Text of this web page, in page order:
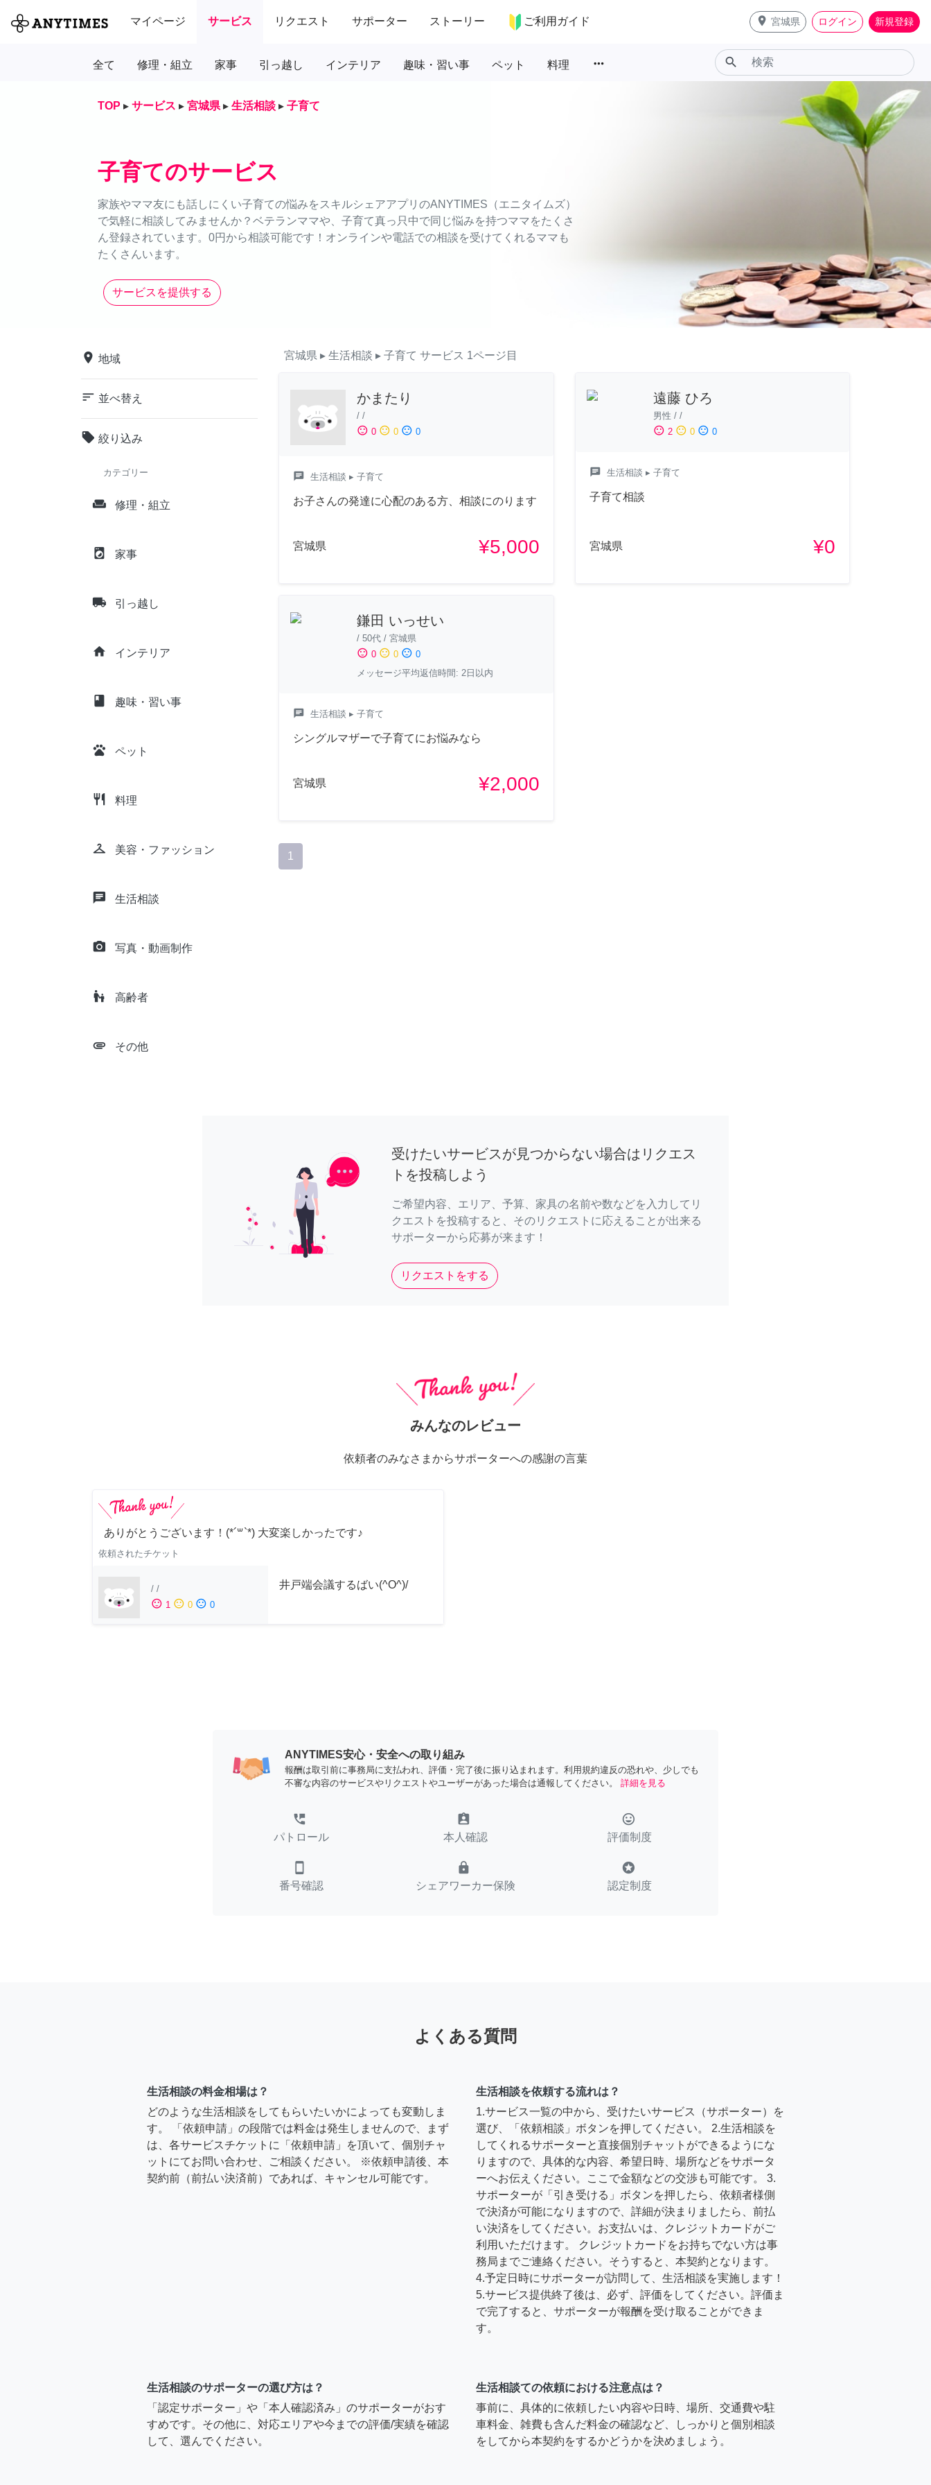
マイページ サービス リクエスト サポーター ストーリー ご利用ガイド place 宮城県 ログイン 新規登録
全て 修理・組立 家事 引っ越し インテリア 趣味・習い事 ペット 料理 more_horiz search
TOP ▸ サービス ▸ 宮城県 ▸ 生活相談 ▸ 子育て
子育てのサービス
家族やママ友にも話しにくい子育ての悩みをスキルシェアアプリのANYTIMES（エニタイムズ）
で気軽に相談してみませんか？ベテランママや、子育て真っ只中で同じ悩みを持つママをたくさ
ん登録されています。0円から相談可能です！オンラインや電話での相談を受けてくれるママも
たくさんいます。
サービスを提供する
place 地域
sort 並べ替え
local_offer 絞り込み
カテゴリー
weekend 修理・組立
local_laundry_service 家事
local_shipping 引っ越し
home インテリア
class 趣味・習い事
pets ペット
restaurant 料理
checkroom 美容・ファッション
chat 生活相談
camera_alt 写真・動画制作
escalator_warning 高齢者
attachment その他
宮城県 ▸ 生活相談 ▸ 子育て サービス 1ページ目
かまたり
/ /
sentiment_satisfied 0 sentiment_neutral 0 sentiment_dissatisfied 0
chat 生活相談 ▸ 子育て
お子さんの発達に心配のある方、相談にのります
宮城県 ¥5,000
遠藤 ひろ
男性 / /
sentiment_satisfied 2 sentiment_neutral 0 sentiment_dissatisfied 0
chat 生活相談 ▸ 子育て
子育て相談
宮城県 ¥0
鎌田 いっせい
/ 50代 / 宮城県
sentiment_satisfied 0 sentiment_neutral 0 sentiment_dissatisfied 0
メッセージ平均返信時間: 2日以内
chat 生活相談 ▸ 子育て
シングルマザーで子育てにお悩みなら
宮城県 ¥2,000
1
受けたいサービスが見つからない場合はリクエス
トを投稿しよう
ご希望内容、エリア、予算、家具の名前や数などを入力してリ
クエストを投稿すると、そのリクエストに応えることが出来る
サポーターから応募が来ます！
リクエストをする
みんなのレビュー
依頼者のみなさまからサポーターへの感謝の言葉
ありがとうございます！(*´꒳`*) 大変楽しかったです♪
依頼されたチケット
/ /
sentiment_satisfied 1 sentiment_neutral 0 sentiment_dissatisfied 0
井戸端会議するばい(^O^)/
ANYTIMES安心・安全への取り組み
報酬は取引前に事務局に支払われ、評価・完了後に振り込まれます。利用規約違反の恐れや、少しでも
不審な内容のサービスやリクエストやユーザーがあった場合は通報してください。
詳細を見る
perm_phone_msg
パトロール
assignment_ind
本人確認
tag_faces
評価制度
smartphone
番号確認
lock
シェアワーカー保険
stars
認定制度
よくある質問
生活相談の料金相場は？
どのような生活相談をしてもらいたいかによっても変動しま
す。 「依頼申請」の段階では料金は発生しませんので、まず
は、各サービスチケットに「依頼申請」を頂いて、個別チャ
ットにてお問い合わせ、ご相談ください。 ※依頼申請後、本
契約前（前払い決済前）であれば、キャンセル可能です。
生活相談を依頼する流れは？
1.サービス一覧の中から、受けたいサービス（サポーター）を
選び、「依頼相談」ボタンを押してください。 2.生活相談を
してくれるサポーターと直接個別チャットができるようにな
りますので、具体的な内容、希望日時、場所などをサポータ
ーへお伝えください。ここで金額などの交渉も可能です。 3.
サポーターが「引き受ける」ボタンを押したら、依頼者様側
で決済が可能になりますので、詳細が決まりましたら、前払
い決済をしてください。お支払いは、クレジットカードがご
利用いただけます。 クレジットカードをお持ちでない方は事
務局までご連絡ください。そうすると、本契約となります。
4.予定日時にサポーターが訪問して、生活相談を実施します！
5.サービス提供終了後は、必ず、評価をしてください。評価ま
で完了すると、サポーターが報酬を受け取ることができま
す。
生活相談のサポーターの選び方は？
「認定サポーター」や「本人確認済み」のサポーターがおす
すめです。その他に、対応エリアや今までの評価/実績を確認
して、選んでください。
生活相談ての依頼における注意点は？
事前に、具体的に依頼したい内容や日時、場所、交通費や駐
車料金、雑費も含んだ料金の確認など、しっかりと個別相談
をしてから本契約をするかどうかを決めましょう。